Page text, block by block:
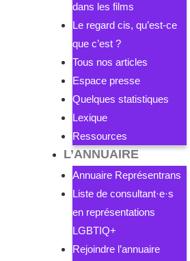
dans les films
Le regard cis, qu’est-ce
que c’est ?
Tous nos articles
Espace presse
Quelques statistiques
Lexique
Ressources
L’ANNUAIRE
Annuaire Représentrans
Liste de consultant·e·s
en représentations
LGBTIQ+
Rejoindre l’annuaire